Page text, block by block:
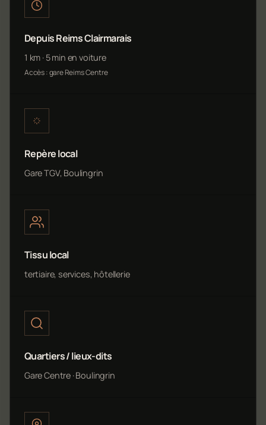
Depuis Reims Clairmarais
1 km · 5 min en voiture
Accès : gare Reims Centre
Repère local
Gare TGV, Boulingrin
Tissu local
tertiaire, services, hôtellerie
Quartiers / lieux-dits
Gare Centre · Boulingrin